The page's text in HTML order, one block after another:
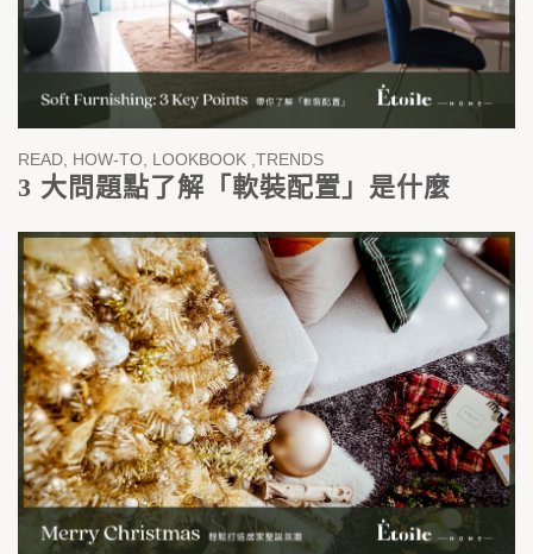
READ, HOW-TO, LOOKBOOK ,TRENDS
3 大問題點了解「軟裝配置」是什麼